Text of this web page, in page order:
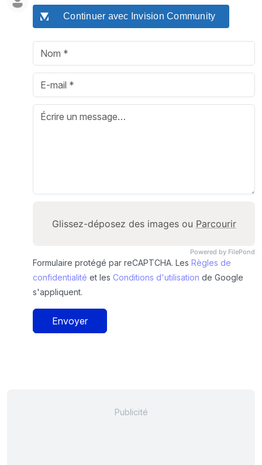
Continuer avec Invision Community
Powered by FilePond
Glissez-déposez des images ou Parcourir
Formulaire protégé par reCAPTCHA. Les Règles de
confidentialité et les Conditions d'utilisation de Google
s'appliquent.
Envoyer